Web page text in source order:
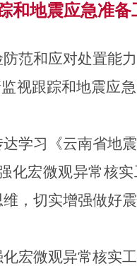
和地震应急准备
范和应对处置能
视跟踪和地震应
学习《云南省地
化宏微观异常核
，切实增强做好
宏微观异常核实